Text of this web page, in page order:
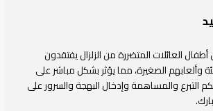
العائلات المتضررة من الزلزال يفتقدون
وألعابهم الصغيرة، مما يؤثر بشكل مباشر على
التبرع والمساهمة وإدخال البهجة والسرور على